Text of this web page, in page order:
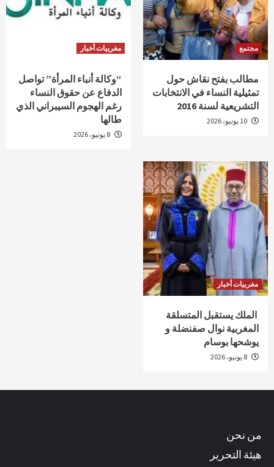
مجتمع
مطالب بفتح نقاش حول
تمثيلية النساء في الانتخابات
التشريعية لسنة 2016
مغربيات أخبار
“وكالة أنباء المرأة” تواصل
الدفاع عن حقوق النساء
رغم الهجوم السيبراني الذي
طالها
مغربيات أخبار
الملك يستقبل المتسلقة
المغربية نوال صفنضلة و
يوشحها بوسام
من نحن
هيئة التحرير